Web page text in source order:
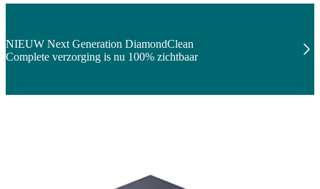
NIEUW Next Generation DiamondClean
Complete verzorging is nu 100% zichtbaar